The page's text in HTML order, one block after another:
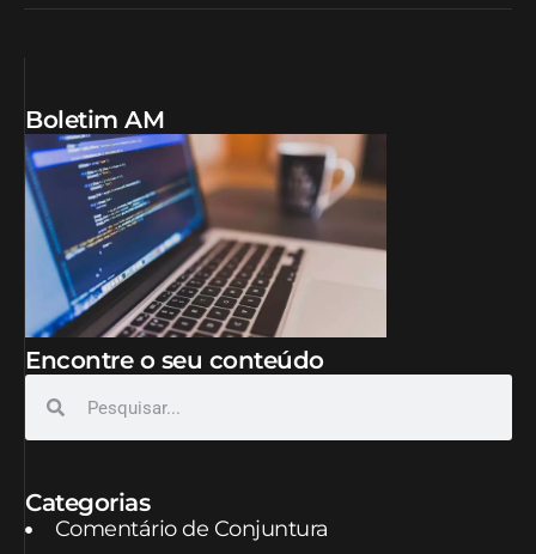
Boletim AM
Encontre o seu conteúdo
Categorias
Comentário de Conjuntura